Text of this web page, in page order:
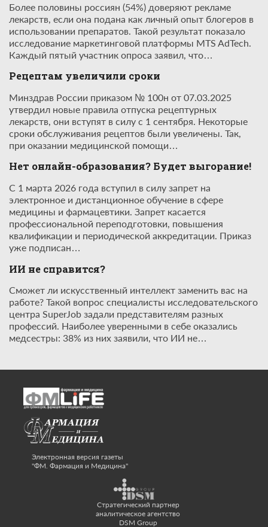
Более половины россиян (54%) доверяют рекламе
лекарств, если она подана как личный опыт блогеров в
использовании препаратов. Такой результат показало
исследование маркетинговой платформы MTS AdTech.
Каждый пятый участник опроса заявил, что…
Рецептам увеличили сроки
Минздрав России приказом № 100н от 07.03.2025
утвердил новые правила отпуска рецептурных
лекарств, они вступят в силу с 1 сентября. Некоторые
сроки обслуживания рецептов были увеличены. Так,
при оказании медицинской помощи…
Нет онлайн-образования? Будет выгорание!
С 1 марта 2026 года вступил в силу запрет на
электронное и дистанционное обучение в сфере
медицины и фармацевтики. Запрет касается
профессиональной переподготовки, повышения
квалификации и периодической аккредитации. Приказ
уже подписан…
ИИ не справится?
Сможет ли искусственный интеллект заменить вас на
работе? Такой вопрос специалисты исследовательского
центра SuperJob задали представителям разных
профессий. Наиболее уверенными в себе оказались
медсестры: 38% из них заявили, что ИИ не…